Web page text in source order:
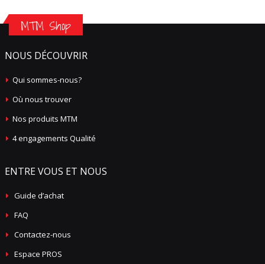
MTM Shop
NOUS DÉCOUVRIR
Qui sommes-nous?
Où nous trouver
Nos produits MTM
4 engagements Qualité
ENTRE VOUS ET NOUS
Guide d’achat
FAQ
Contactez-nous
Espace PROS